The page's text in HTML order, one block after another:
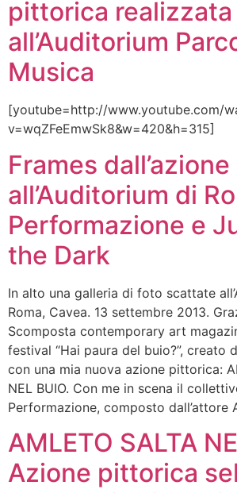
pittorica realizzata
all’Auditorium
Musica
[youtube=http://www.youtube.com/
v=wqZFeEmwSk8&w=420&h=315]
Frames
all’Auditorium di
Performazione e
the Dark
In alto una galleria di foto scattate
Roma, Cavea. 13 settembre 2013.
Scomposta contemporary art
festival “Hai paura del buio?”, creato
con una mia nuova azione pittorica:
NEL BUIO. Con me in scena il
Performazione, composto dall’attore
AMLETO SALTA
Azione pittorica